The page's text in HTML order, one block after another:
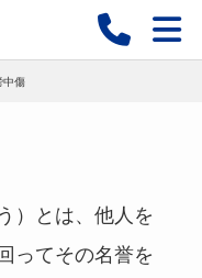
中傷
）とは、他人を
ってその名誉を